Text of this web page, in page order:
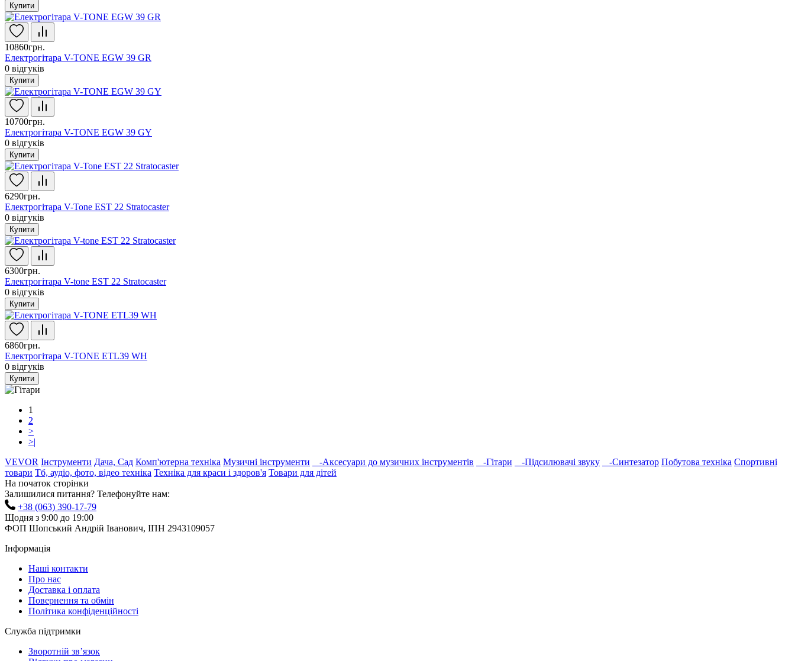
Купити
10860грн.
Електрогітара V-TONE EGW 39 GR
0 відгуків
Купити
10700грн.
Електрогітара V-TONE EGW 39 GY
0 відгуків
Купити
6290грн.
Електрогітара V-Tone EST 22 Stratocaster
0 відгуків
Купити
6300грн.
Електрогітара V-tone EST 22 Stratocaster
0 відгуків
Купити
6860грн.
Електрогітара V-TONE ETL39 WH
0 відгуків
Купити
1
2
>
>|
VEVOR Інструменти Дача, Сад Комп'ютерна техніка Музичні інструменти -Аксесуари до музичних інструментів -Гітари -Підсилювачі звуку -Синтезатор Побутова техніка Спортивні
товари Тб, аудіо, фото, відео техніка Техніка для краси і здоров'я Товари для дітей
На початок сторінки
Залишилися питання? Телефонуйте нам:
+38 (063) 390-17-79
Щодня з 9:00 до 19:00
ФОП Шопський Андрій Іванович, ІПН 2943109057
Інформація
Наші контакти
Про нас
Доставка і оплата
Повернення та обмін
Політика конфіденційності
Служба підтримки
Зворотній зв’язок